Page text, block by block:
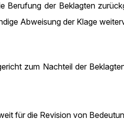
der Beklagten
Abweisung der Klage
zum Nachteil der
für die Revision von